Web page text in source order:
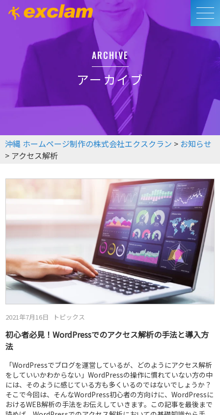
ARCHIVE
アーカイブ
沖縄 ホームページ制作の株式会社エクスクラン > お知らせ
> アクセス解析
2021年7月16日 トピックス
初心者必見！WordPressでのアクセス解析の手法と導入方
法
「WordPressでブログを運営しているが、どのようにアクセス解析
をしていいかわからない」WordPressの操作に慣れていない方の中
には、そのように感じている方も多くいるのではないでしょうか？
そこで今回は、そんなWordPress初心者の方向けに、WordPressに
おけるWEB解析の手法をお伝えしていきます。この記事を最後まで